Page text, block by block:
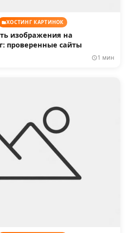
ХОСТИНГ КАРТИНОК
изображения на
проверенные сайты
1 мин